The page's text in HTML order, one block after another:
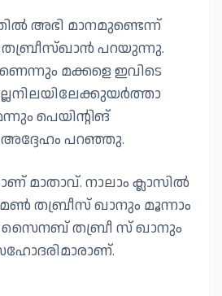
അഭി മാനമുണ്ടെന്ന്
തബ്രീസ്ഖാൻ പറയുന്നു.
മക്കളെ ഇവിടെ
പെയിന്റിങ്
അദ്ദേഹം പറഞ്ഞു.
മാതാവ്. നാലാം ക്ലാസിൽ
തബ്രീസ് ഖാനും മൂന്നാം
സൈനബ് തബ്രീ സ് ഖാനും